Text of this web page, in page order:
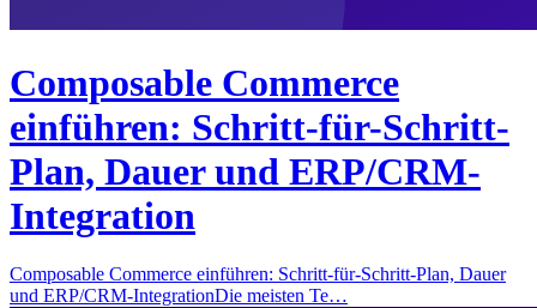
Composable Commerce
einführen: Schritt-für-Schritt-
Plan, Dauer und ERP/CRM-
Integration
Composable Commerce einführen: Schritt-für-Schritt-Plan, Dauer
und ERP/CRM-IntegrationDie meisten Te…